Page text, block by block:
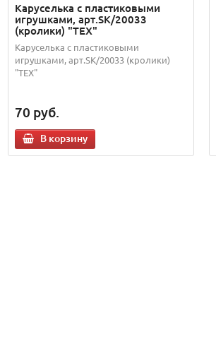
Каруселька с пластиковыми
игрушками, арт.SK/20033
(кролики) "TEX"
Каруселька с пластиковыми
игрушками, арт.SK/20033 (кролики)
"TEX"
70 руб.
В корзину